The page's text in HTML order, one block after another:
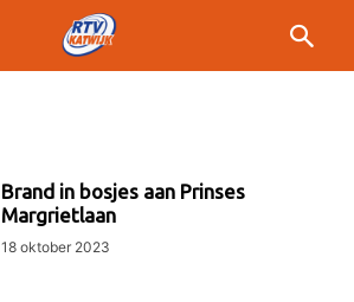
Brand in bosjes aan Prinses
Margrietlaan
18 oktober 2023